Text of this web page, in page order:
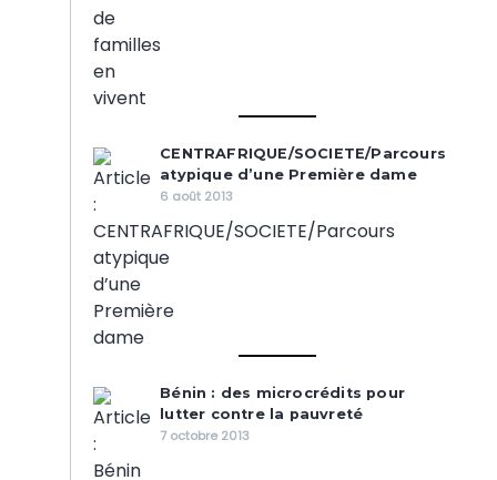
CENTRAFRIQUE/SOCIETE/Parcours
atypique d’une Première dame
6 août 2013
Bénin : des microcrédits pour
lutter contre la pauvreté
7 octobre 2013